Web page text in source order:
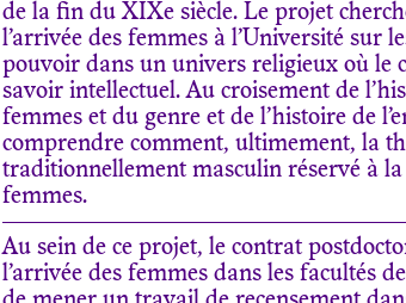
de la fin du XIXe siècle. Le projet
l’arrivée des femmes à l’Université sur
pouvoir dans un univers religieux où le
savoir intellectuel. Au croisement de
femmes et du genre et de l’histoire de
comprendre comment, ultimement, la
traditionnellement masculin réservé à
femmes.
Au sein de ce projet, le contrat
l’arrivée des femmes dans les facultés